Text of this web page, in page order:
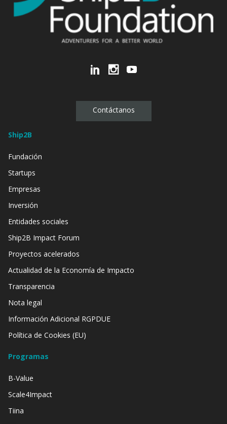
Contáctanos
Ship2B
Fundación
Startups
Empresas
Inversión
Entidades sociales
Ship2B Impact Forum
Proyectos acelerados
Actualidad de la Economía de Impacto
Transparencia
Nota legal
Información Adicional RGPDUE
Política de Cookies (EU)
Programas
B-Value
Scale4Impact
Tiina